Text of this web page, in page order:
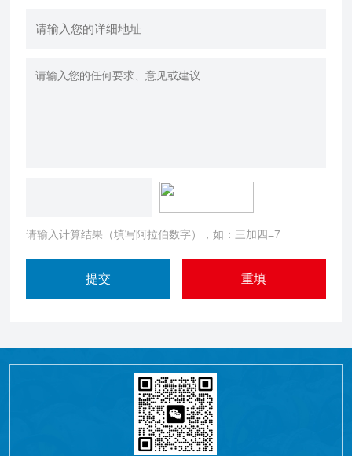
请输入计算结果（填写阿拉伯数字），如：三加四=7